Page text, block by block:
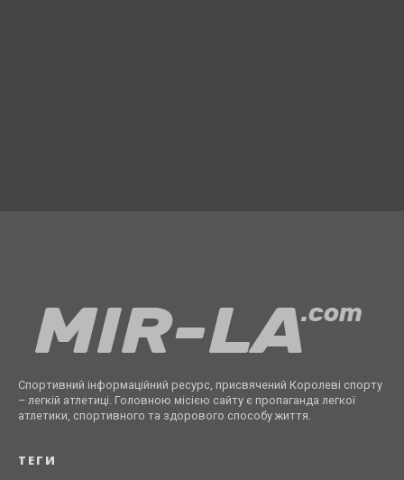
Спортивний інформаційний ресурс, присвячений Королеві спорту
– легкій атлетиці. Головною місією сайту є пропаганда легкої
атлетики, спортивного та здорового способу життя.
ТЕГИ